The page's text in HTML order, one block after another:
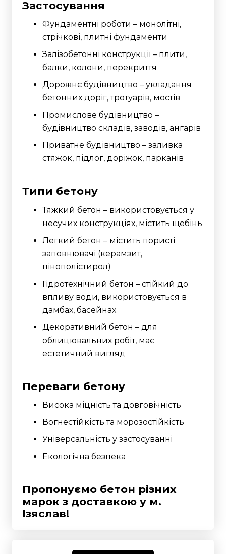
Застосування
Фундаментні роботи – монолітні,
стрічкові, плитні фундаменти
Залізобетонні конструкції – плити,
балки, колони, перекриття
Дорожнє будівництво – укладання
бетонних доріг, тротуарів, мостів
Промислове будівництво –
будівництво складів, заводів, ангарів
Приватне будівництво – заливка
стяжок, підлог, доріжок, парканів
Типи бетону
Тяжкий бетон – використовується у
несучих конструкціях, містить щебінь
Легкий бетон – містить пористі
заповнювачі (керамзит,
пінополістирол)
Гідротехнічний бетон – стійкий до
впливу води, використовується в
дамбах, басейнах
Декоративний бетон – для
облицювальних робіт, має
естетичний вигляд
Переваги бетону
Висока міцність та довговічність
Вогнестійкість та морозостійкість
Універсальність у застосуванні
Екологічна безпека
Пропонуємо бетон різних
марок з доставкою у м.
Ізяслав!